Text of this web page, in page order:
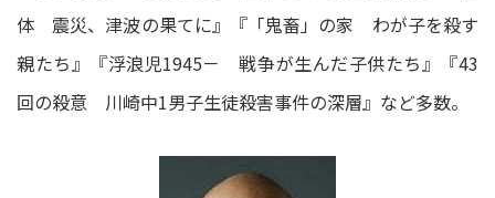
体 震災、津波の果てに』『「鬼畜」の家 わが子を殺す
親たち』『浮浪児1945－ 戦争が生んだ子供たち』『43
回の殺意 川崎中1男子生徒殺害事件の深層』など多数。